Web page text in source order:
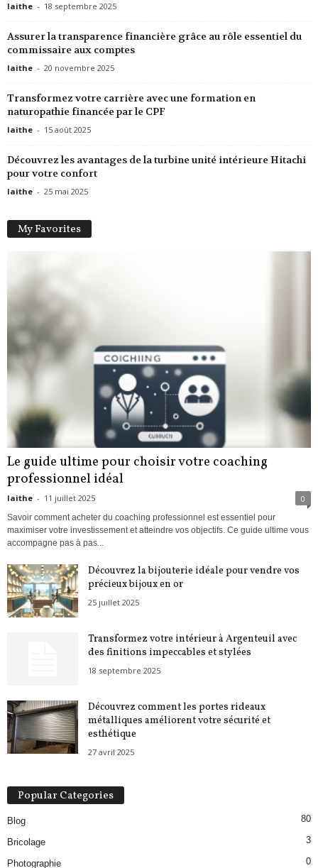
laithe - 18 septembre 2025
Assurer la transparence financière grâce au rôle essentiel du
commissaire aux comptes
laithe - 20 novembre 2025
Transformez votre carrière avec une formation en
naturopathie financée par le CPF
laithe - 15 août 2025
Découvrez les avantages de la turbine unité intérieure Hitachi
pour votre confort
laithe - 25 mai 2025
My Favorites
Le guide ultime pour choisir votre coaching
professionnel idéal
laithe - 11 juillet 2025 0
Savoir comment acheter du coaching professionnel est essentiel pour
maximiser votre investissement et atteindre vos objectifs. Ce guide ultime vous
accompagne pas à pas...
Découvrez la bijouterie idéale pour vendre vos
précieux bijoux en or
25 juillet 2025
Transformez votre intérieur à Argenteuil avec
des finitions impeccables et stylées
18 septembre 2025
Découvrez comment les portes rideaux
métalliques améliorent votre sécurité et
esthétique
27 avril 2025
Popular Categories
Blog 80
Bricolage 3
Photographie 0